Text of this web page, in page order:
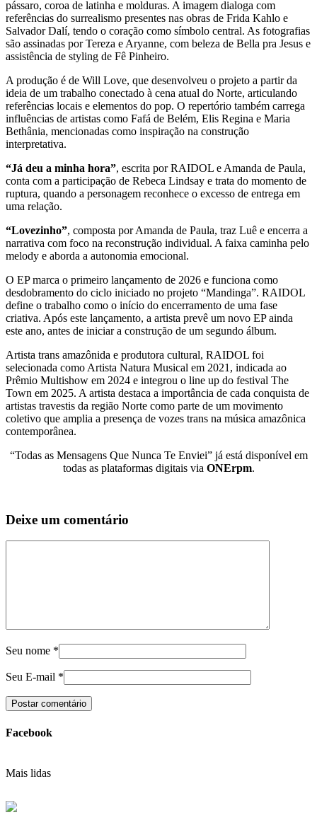
pássaro, coroa de latinha e molduras. A imagem dialoga com
referências do surrealismo presentes nas obras de Frida Kahlo e
Salvador Dalí, tendo o coração como símbolo central. As fotografias
são assinadas por Tereza e Aryanne, com beleza de Bella pra Jesus e
assistência de styling de Fê Pinheiro.
A produção é de Will Love, que desenvolveu o projeto a partir da
ideia de um trabalho conectado à cena atual do Norte, articulando
referências locais e elementos do pop. O repertório também carrega
influências de artistas como Fafá de Belém, Elis Regina e Maria
Bethânia, mencionadas como inspiração na construção
interpretativa.
“Já deu a minha hora”, escrita por RAIDOL e Amanda de Paula,
conta com a participação de Rebeca Lindsay e trata do momento de
ruptura, quando a personagem reconhece o excesso de entrega em
uma relação.
“Lovezinho”, composta por Amanda de Paula, traz Luê e encerra a
narrativa com foco na reconstrução individual. A faixa caminha pelo
melody e aborda a autonomia emocional.
O EP marca o primeiro lançamento de 2026 e funciona como
desdobramento do ciclo iniciado no projeto “Mandinga”. RAIDOL
define o trabalho como o início do encerramento de uma fase
criativa. Após este lançamento, a artista prevê um novo EP ainda
este ano, antes de iniciar a construção de um segundo álbum.
Artista trans amazônida e produtora cultural, RAIDOL foi
selecionada como Artista Natura Musical em 2021, indicada ao
Prêmio Multishow em 2024 e integrou o line up do festival The
Town em 2025. A artista destaca a importância de cada conquista de
artistas travestis da região Norte como parte de um movimento
coletivo que amplia a presença de vozes trans na música amazônica
contemporânea.
“Todas as Mensagens Que Nunca Te Enviei” já está disponível em
todas as plataformas digitais via ONErpm.
Deixe um comentário
Seu nome *
Seu E-mail *
Facebook
Mais lidas